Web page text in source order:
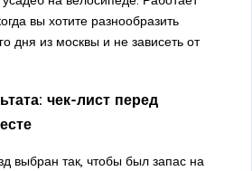
вы хотите разнообразить
дня из москвы и не зависеть от
чек-лист перед
выбран так, чтобы был запас на